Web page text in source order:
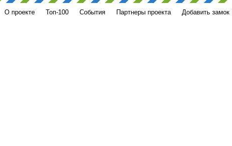
О проекте Топ-100 События Партнеры проекта Добавить замок